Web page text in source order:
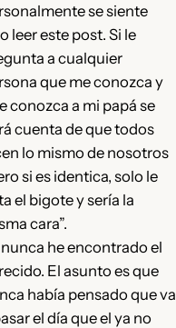
se siente
leer este post. Si le
a cualquier
que me conozca y
conozca a mi papá se
cuenta de que todos
lo mismo de nosotros
si es identica, solo le
el bigote y sería la
cara”.
nunca he encontrado el
El asunto es que
había pensado que va
el día que el ya no